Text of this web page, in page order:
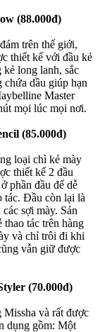
(88.000đ)
trên thế giới,
thiết kế với đầu kẻ
long lanh, sắc
dầu giúp hạn
Master
mọi lúc mọi nơi.
(85.000đ)
loại chì kẻ mày
thiết kế 2 đầu
phần đầu để dễ
tác. Đầu còn lại là
sợi mày. Sản
thao tác trên hàng
và chỉ trôi đi khi
vẫn giữ được
(70.000đ)
Missha và rất được
dụng gồm: Một